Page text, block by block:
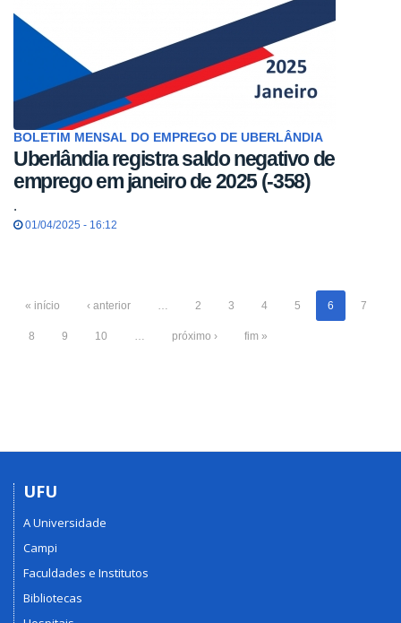
BOLETIM MENSAL DO EMPREGO DE UBERLÂNDIA
Uberlândia registra saldo negativo de
emprego em janeiro de 2025 (-358)
.
01/04/2025 - 16:12
« início ‹ anterior … 2 3 4 5 6 7
8 9 10 … próximo › fim »
UFU
A Universidade
Campi
Faculdades e Institutos
Bibliotecas